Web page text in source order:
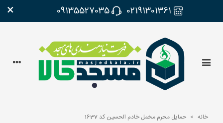
02191301361
09135527035
×
خانه > حمایل محرم مخمل خادم الحسین کد 1637